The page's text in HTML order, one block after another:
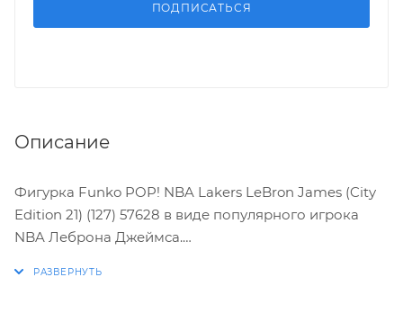
ПОДПИСАТЬСЯ
Описание
Фигурка Funko POP! NBA Lakers LeBron James (City
Edition 21) (127) 57628 в виде популярного игрока
NBA Леброна Джеймса.